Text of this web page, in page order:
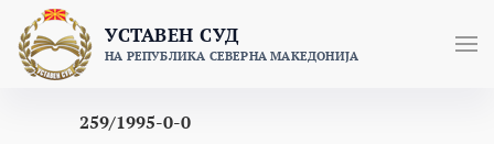
content
УСТАВЕН СУД
НА РЕПУБЛИКА СЕВЕРНА МАКЕДОНИЈА
259/1995-0-0